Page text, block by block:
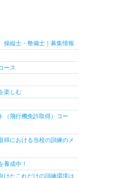
縦士・整備士｜募集情報
ース
楽しむ
（飛行機免許取得）コー
得における当校の訓練のメ
養成中！
けたこれだけの訓練環境は